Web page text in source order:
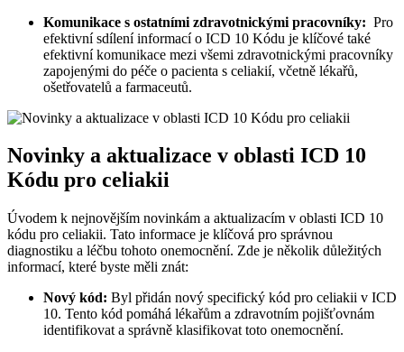
Komunikace s ostatními ⁢zdravotnickými pracovníky: ‌ Pro
efektivní sdílení informací o⁤ ICD 10 ​Kódu je klíčové také
efektivní komunikace mezi všemi zdravotnickými pracovníky
zapojenými do péče o pacienta s ‌celiakií, včetně ⁢lékařů,
ošetřovatelů ‍a farmaceutů.
Novinky a aktualizace v ⁢oblasti ICD​ 10
⁢Kódu⁢ pro celiakii
Úvodem k nejnovějším novinkám a aktualizacím v‌ oblasti ICD 10
kódu pro celiakii. Tato informace je klíčová pro správnou
diagnostiku a⁢ léčbu tohoto onemocnění. Zde je několik důležitých ​
informací, které byste měli ‍znát:
Nový kód: Byl přidán nový specifický kód pro celiakii v ICD
10. Tento kód‍ pomáhá lékařům ⁣a⁢ zdravotním pojišťovnám
‌identifikovat a správně klasifikovat​ toto onemocnění.